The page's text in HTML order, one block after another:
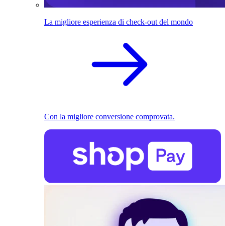
La migliore esperienza di check-out del mondo
Con la migliore conversione comprovata.